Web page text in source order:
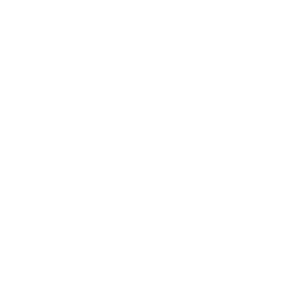
Er is echter altijd een
en/of cruisedirector
waar nodig.
kun je het totaal van je uitgaven aan
creditcard of contant geld. Het is
contant geld op te nemen met je
toegestaan. Vanwege